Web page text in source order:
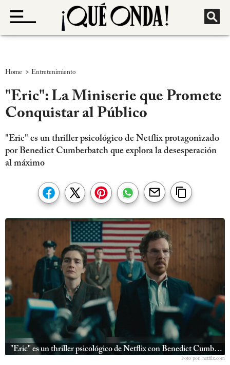
Home > Entretenimiento
"Eric": La Miniserie que Promete
Conquistar al Público
"Eric" es un thriller psicológico de Netflix protagonizado
por Benedict Cumberbatch que explora la desesperación
al máximo
"Eric" es un thriller psicológico de Netflix con Benedict Cumberbatch
Foto por: netflix.com